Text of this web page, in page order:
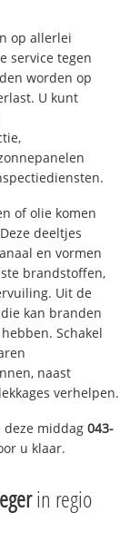
op allerlei
service tegen
worden op
U kunt
of olie komen
deeltjes
en vormen
brandstoffen,
Uit de
kan branden
Schakel
naast
verhelpen.
deze middag043-
u klaar.
in regio